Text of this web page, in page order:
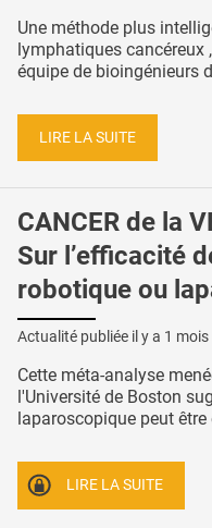
Une méthode plus
lymphatiques cancéreux
équipe de bioingénieurs
LIRE LA SUITE
CANCER de la
Sur l’efficacité
robotique ou
Actualité publiée il y a 1
Cette méta-analyse
l'Université de Boston
laparoscopique peut
LIRE LA SUITE